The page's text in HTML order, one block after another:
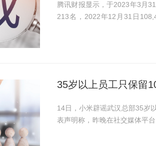
腾讯财报显示，于2023年3月
213名，2022年12月31日
35岁以上员工只保留
14日，小米辟谣武汉总部35岁
表声明称，昨晚在社交媒体平